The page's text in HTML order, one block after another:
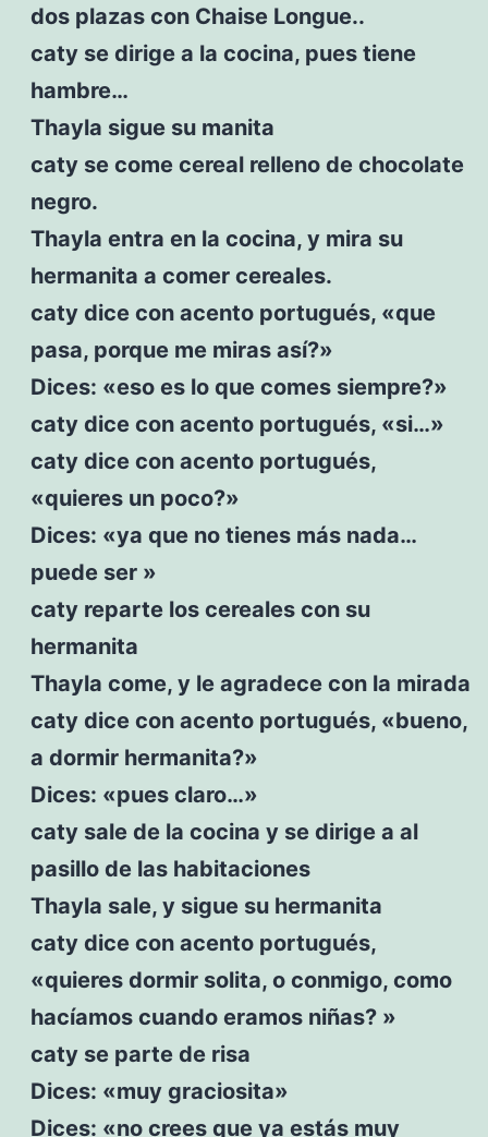
dos plazas con Chaise Longue..
caty se dirige a la cocina, pues tiene
hambre…
Thayla sigue su manita
caty se come cereal relleno de chocolate
negro.
Thayla entra en la cocina, y mira su
hermanita a comer cereales.
caty dice con acento portugués, «que
pasa, porque me miras así?»
Dices: «eso es lo que comes siempre?»
caty dice con acento portugués, «si…»
caty dice con acento portugués,
«quieres un poco?»
Dices: «ya que no tienes más nada…
puede ser »
caty reparte los cereales con su
hermanita
Thayla come, y le agradece con la mirada
caty dice con acento portugués, «bueno,
a dormir hermanita?»
Dices: «pues claro…»
caty sale de la cocina y se dirige a al
pasillo de las habitaciones
Thayla sale, y sigue su hermanita
caty dice con acento portugués,
«quieres dormir solita, o conmigo, como
hacíamos cuando eramos niñas? »
caty se parte de risa
Dices: «muy graciosita»
Dices: «no crees que ya estás muy